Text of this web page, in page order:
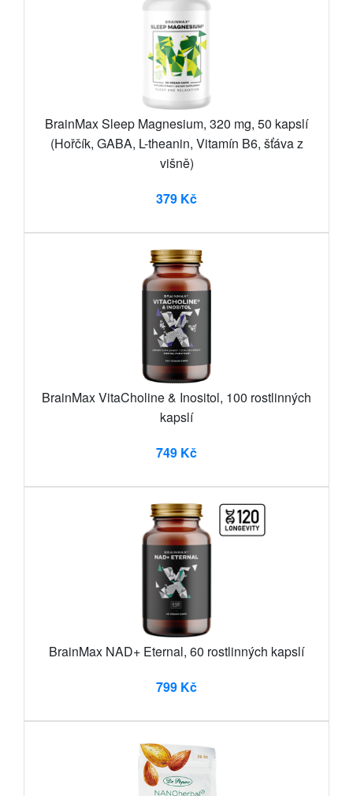
BrainMax Sleep Magnesium, 320 mg, 50 kapslí
(Hořčík, GABA, L-theanin, Vitamín B6, šťáva z
višně)
379 Kč
BrainMax VitaCholine & Inositol, 100 rostlinných
kapslí
749 Kč
BrainMax NAD+ Eternal, 60 rostlinných kapslí
799 Kč